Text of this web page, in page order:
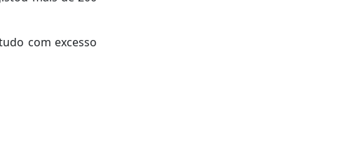
com excesso